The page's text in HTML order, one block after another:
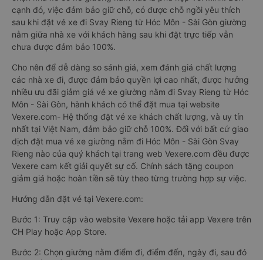
cạnh đó, việc đảm bảo giữ chỗ, có được chỗ ngồi yêu thích
sau khi đặt vé xe đi Svay Rieng từ Hóc Môn - Sài Gòn giường
nằm giữa nhà xe với khách hàng sau khi đặt trực tiếp vẫn
chưa được đảm bảo 100%.
Cho nên để dễ dàng so sánh giá, xem đánh giá chất lượng
các nhà xe đi, được đảm bảo quyền lợi cao nhất, được hưởng
nhiều ưu đãi giảm giá vé xe giường nằm đi Svay Rieng từ Hóc
Môn - Sài Gòn, hành khách có thể đặt mua tại website
Vexere.com- Hệ thống đặt vé xe khách chất lượng, và uy tín
nhất tại Việt Nam, đảm bảo giữ chỗ 100%. Đối với bất cứ giao
dịch đặt mua vé xe giường nằm đi Hóc Môn - Sài Gòn Svay
Rieng nào của quý khách tại trang web Vexere.com đều được
Vexere cam kết giải quyết sự cố. Chính sách tặng coupon
giảm giá hoặc hoàn tiền sẽ tùy theo từng trường hợp sự việc.
Hướng dẫn đặt vé tại Vexere.com:
Bước 1: Truy cập vào website Vexere hoặc tải app Vexere trên
CH Play hoặc App Store.
Bước 2: Chọn giường nằm điểm đi, điểm đến, ngày đi, sau đó